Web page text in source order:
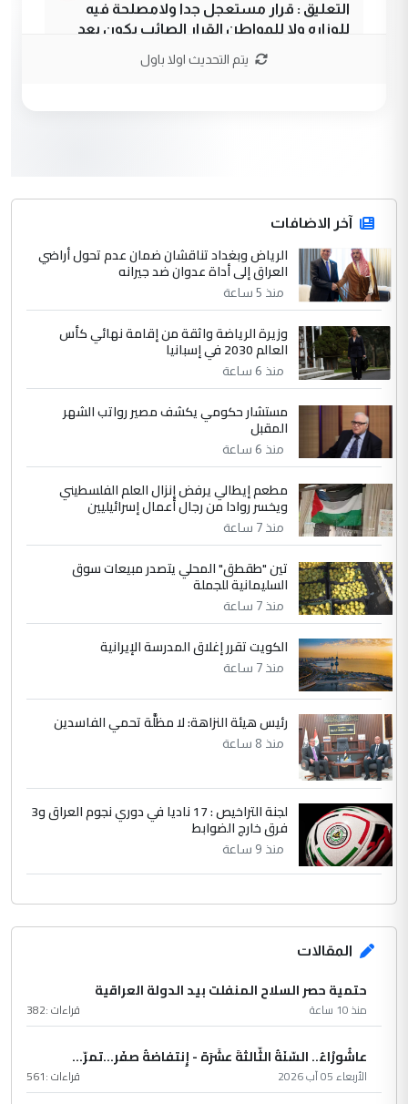
التعليق : قرار مستعجل جدا ولامصلحة فيه
للوزاره ولا للمواطن القرار الصائب يكون بعد
جنسية الرافد الثالث للعراق ومن اصول عريقة
ابا فرات ...
الموضوع :
الجواهري يرد على صدام حسين سل
مضجعيك يابن الزنا (نص كامل)
سردار
التعليق : واحد من عصابة علي ماما يسقط
جنسية الرافد الثالث للعراق ومن اصول عريقة
ابا فرات ...
الموضوع :
الجواهري يرد على صدام حسين سل
مضجعيك يابن الزنا (نص كامل)
5 حيدر عاشور
التعليق : تحياتي لك استاذ حامدتركان. كلام
دقيق ومسؤول؛ فالاستثمار الحقيقي للإنسان
وثروات البلد يعتمد على الكفاءة ...
الموضوع :
بين الإهمال واغتصاب الأرض.. بلاد
الرافدين تعاني الجفاف والتصحر!!
يتم التحديث اولا باول
آخر الاضافات
الرياض وبغداد تناقشان ضمان عدم تحول أراضي
العراق إلى أداة عدوان ضد جيرانه
منذ 5 ساعة
وزيرة الرياضة واثقة من إقامة نهائي كأس
العالم 2030 في إسبانيا
منذ 6 ساعة
مستشار حكومي يكشف مصير رواتب الشهر
المقبل
منذ 6 ساعة
مطعم إيطالي يرفض إنزال العلم الفلسطيني
ويخسر روادا من رجال أعمال إسرائيليين
منذ 7 ساعة
تين "طقطق" المحلي يتصدر مبيعات سوق
السليمانية للجملة
منذ 7 ساعة
الكويت تقرر إغلاق المدرسة الإيرانية
منذ 7 ساعة
رئيس هيئة النزاهة: لا مظلَّة تحمي الفاسدين
منذ 8 ساعة
لجنة التراخيص : 17 ناديا في دوري نجوم العراق و3
فرق خارج الضوابط
منذ 9 ساعة
المقالات
حتمية حصر السلاح المنفلت بيد الدولة العراقية
منذ 10 ساعة قراءات :382
عاشُورْاءُ.. السّنَةُ الثّالثةَ عشَرَة - إِنتفاضةُ صفَر…تمرّ...
الأربعاء 05 آب 2026 قراءات :561